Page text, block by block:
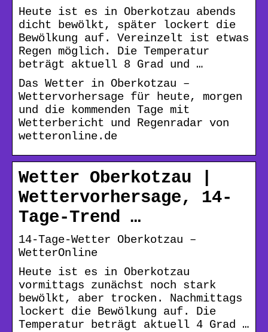
Heute ist es in Oberkotzau abends
dicht bewölkt, später lockert die
Bewölkung auf. Vereinzelt ist etwas
Regen möglich. Die Temperatur
beträgt aktuell 8 Grad und …
Das Wetter in Oberkotzau –
Wettervorhersage für heute, morgen
und die kommenden Tage mit
Wetterbericht und Regenradar von
wetteronline.de
Wetter Oberkotzau |
Wettervorhersage, 14-
Tage-Trend …
14-Tage-Wetter Oberkotzau –
WetterOnline
Heute ist es in Oberkotzau
vormittags zunächst noch stark
bewölkt, aber trocken. Nachmittags
lockert die Bewölkung auf. Die
Temperatur beträgt aktuell 4 Grad …